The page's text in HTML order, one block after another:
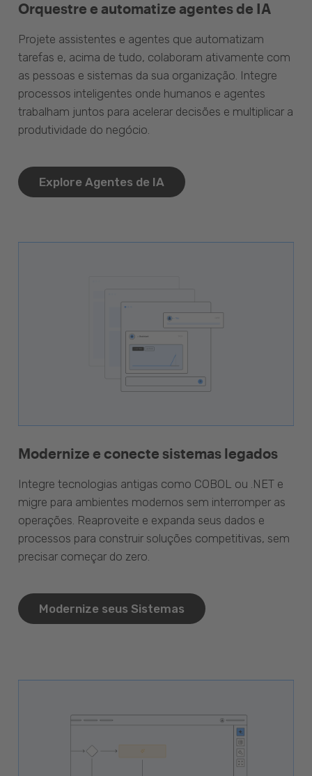
Orquestre e automatize agentes de IA
Projete assistentes e agentes que automatizam
tarefas e, acima de tudo, colaboram ativamente com
as pessoas e sistemas da sua organização. Integre
processos inteligentes onde humanos e agentes
trabalham juntos para acelerar decisões e multiplicar a
produtividade do negócio.
Explore Agentes de IA
Modernize e conecte sistemas legados
Integre tecnologias antigas como COBOL ou .NET e
migre para ambientes modernos sem interromper as
operações. Reaproveite e expanda seus dados e
processos para construir soluções competitivas, sem
precisar começar do zero.
Modernize seus Sistemas